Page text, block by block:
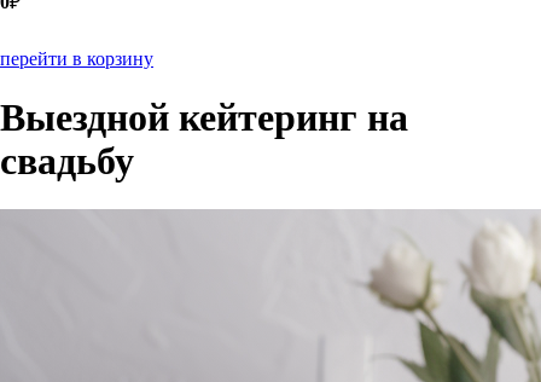
перейти в корзину
Выездной кейтеринг на
свадьбу